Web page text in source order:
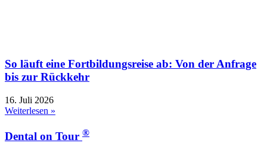
So läuft eine Fortbildungsreise ab: Von der Anfrage
bis zur Rückkehr
16. Juli 2026
Weiterlesen »
Dental on Tour ®